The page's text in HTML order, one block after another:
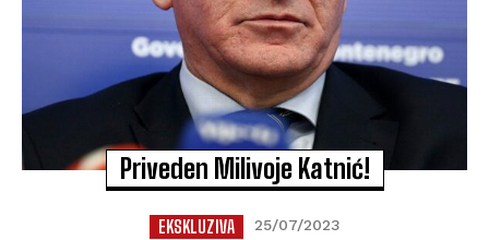
Priveden Milivoje Katnić!
EKSKLUZIVA 25/07/2023